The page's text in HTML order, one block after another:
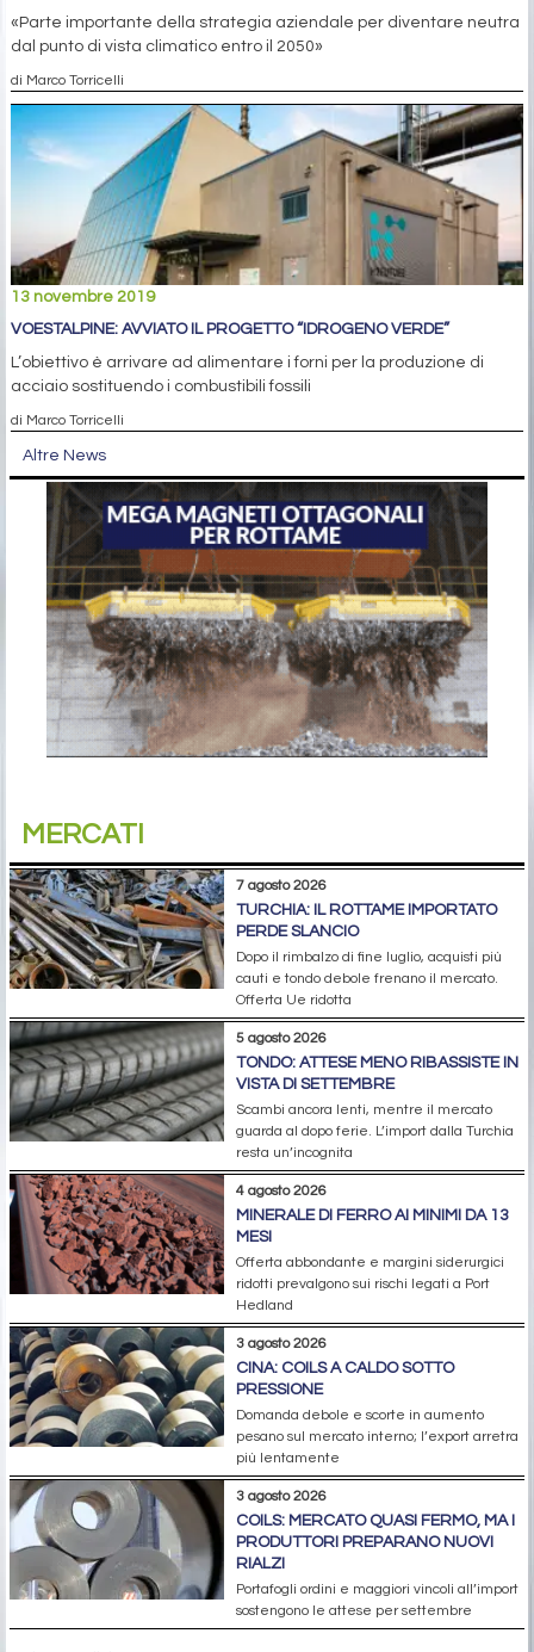
«Parte importante della strategia aziendale per diventare neutra
dal punto di vista climatico entro il 2050»
di Marco Torricelli
13 novembre 2019
VOESTALPINE: AVVIATO IL PROGETTO “IDROGENO VERDE”
L’obiettivo è arrivare ad alimentare i forni per la produzione di
acciaio sostituendo i combustibili fossili
di Marco Torricelli
Altre News
MERCATI
7 agosto 2026
TURCHIA: IL ROTTAME IMPORTATO
PERDE SLANCIO
Dopo il rimbalzo di fine luglio, acquisti più
cauti e tondo debole frenano il mercato.
Offerta Ue ridotta
5 agosto 2026
TONDO: ATTESE MENO RIBASSISTE IN
VISTA DI SETTEMBRE
Scambi ancora lenti, mentre il mercato
guarda al dopo ferie. L’import dalla Turchia
resta un’incognita
4 agosto 2026
MINERALE DI FERRO AI MINIMI DA 13
MESI
Offerta abbondante e margini siderurgici
ridotti prevalgono sui rischi legati a Port
Hedland
3 agosto 2026
CINA: COILS A CALDO SOTTO
PRESSIONE
Domanda debole e scorte in aumento
pesano sul mercato interno; l’export arretra
più lentamente
3 agosto 2026
COILS: MERCATO QUASI FERMO, MA I
PRODUTTORI PREPARANO NUOVI
RIALZI
Portafogli ordini e maggiori vincoli all’import
sostengono le attese per settembre